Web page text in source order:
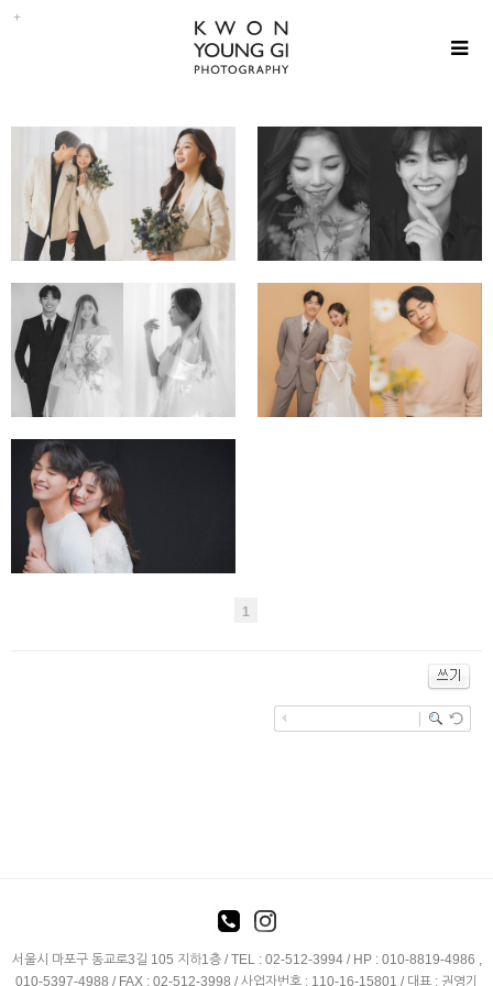
kygstudio kygstudio
kygstudio kygstudio
kygstudio
1
서울시 마포구 동교로3길 105 지하1층 / TEL : 02-512-3994 / HP : 010-8819-4986 ,
010-5397-4988 / FAX : 02-512-3998 / 사업자번호 : 110-16-15801 / 대표 : 권영기